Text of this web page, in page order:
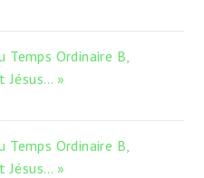
Ordinaire B,
Jésus… »
Ordinaire B,
Jésus… »